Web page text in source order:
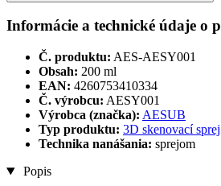
Informácie a technické údaje o
Č. produktu: AES-AESY001
Obsah: 200 ml
EAN: 4260753410334
Č. výrobcu: AESY001
Výrobca (značka): AESUB
Typ produktu: 3D skenovací sprej
Technika nanášania: sprejom
Popis